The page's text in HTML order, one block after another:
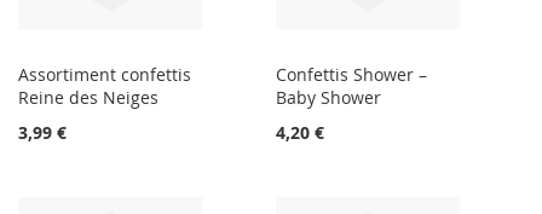
Assortiment confettis
Reine des Neiges
3,99 €
Confettis Shower –
Baby Shower
4,20 €